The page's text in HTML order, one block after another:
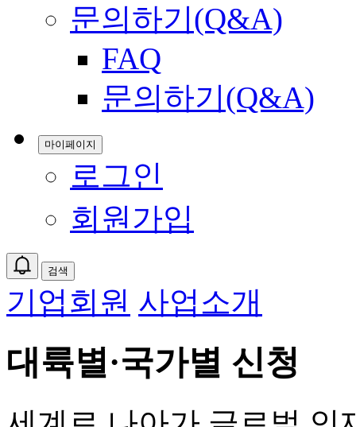
문의하기(Q&A)
FAQ
문의하기(Q&A)
마이페이지
로그인
회원가입
검색
기업회원 사업소개
대륙별·국가별 신청